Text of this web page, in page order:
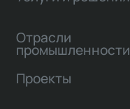
Отрасли
промышленности
Проекты